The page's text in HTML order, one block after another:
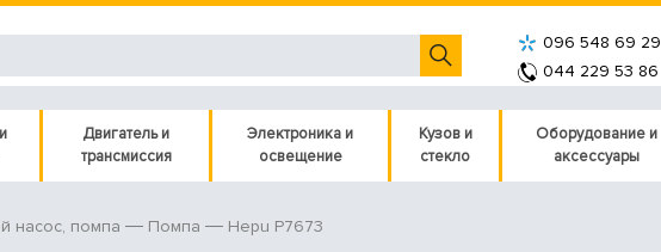
096 548 69 29
044 229 53 86
Двигатель и
трансмиссия
Электроника и
освещение
Кузов и
стекло
Оборудование и
аксессуары
насос, помпа Помпа Hepu P7673